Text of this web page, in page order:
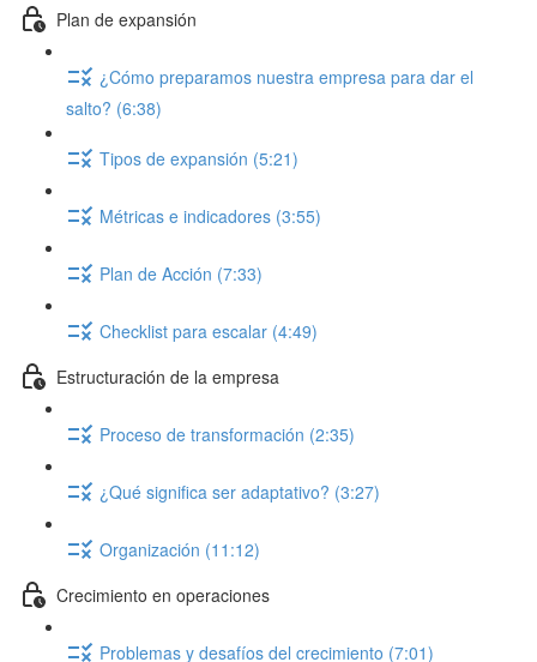
Plan de expansión
¿Cómo preparamos nuestra empresa para dar el
salto? (6:38)
Tipos de expansión (5:21)
Métricas e indicadores (3:55)
Plan de Acción (7:33)
Checklist para escalar (4:49)
Estructuración de la empresa
Proceso de transformación (2:35)
¿Qué significa ser adaptativo? (3:27)
Organización (11:12)
Crecimiento en operaciones
Problemas y desafíos del crecimiento (7:01)